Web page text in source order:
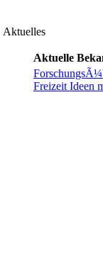
Aktuelles
Aktuelle
Freizeit Ideen